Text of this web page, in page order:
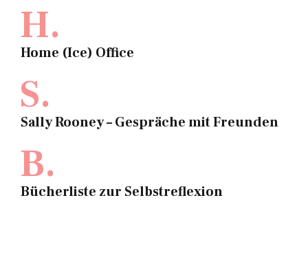
H.
Home (Ice) Office
S.
Sally Rooney – Gespräche mit Freunden
B.
Bücherliste zur Selbstreflexion